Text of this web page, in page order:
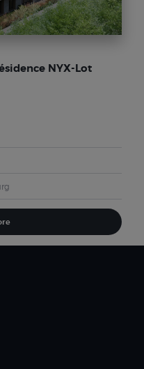
NYX-Lot